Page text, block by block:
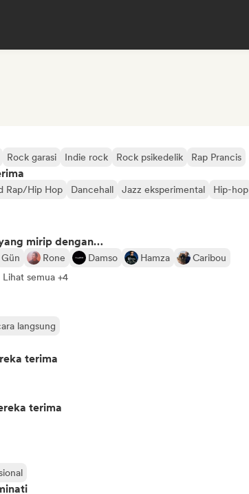
Rock garasi Indie rock Rock psikedelik Rap Prancis
Rap/Hip Hop Dancehall Jazz eksperimental
Hip-hop
mirip dengan…
Rone Damso Hamza
Caribou
Lihat semua +4
langsung
terima
terima